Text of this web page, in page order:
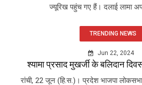
ज्यूरिख पहुंच गए हैं। दलाई लामा
TRENDING NEWS
Jun 22, 2024
श्यामा प्रसाद मुखर्जी के बलिदान
रांची, 22 जून (हि.स.)। प्रदेश भाजपा